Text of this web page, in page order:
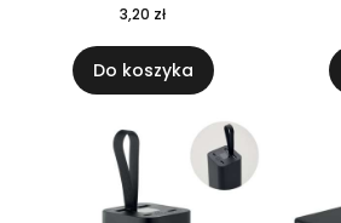
3,20 zł
Do koszyka